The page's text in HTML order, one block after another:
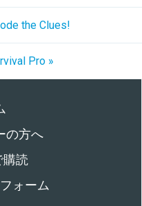
the Clues!
Pro »
の方へ
購読
ォーム